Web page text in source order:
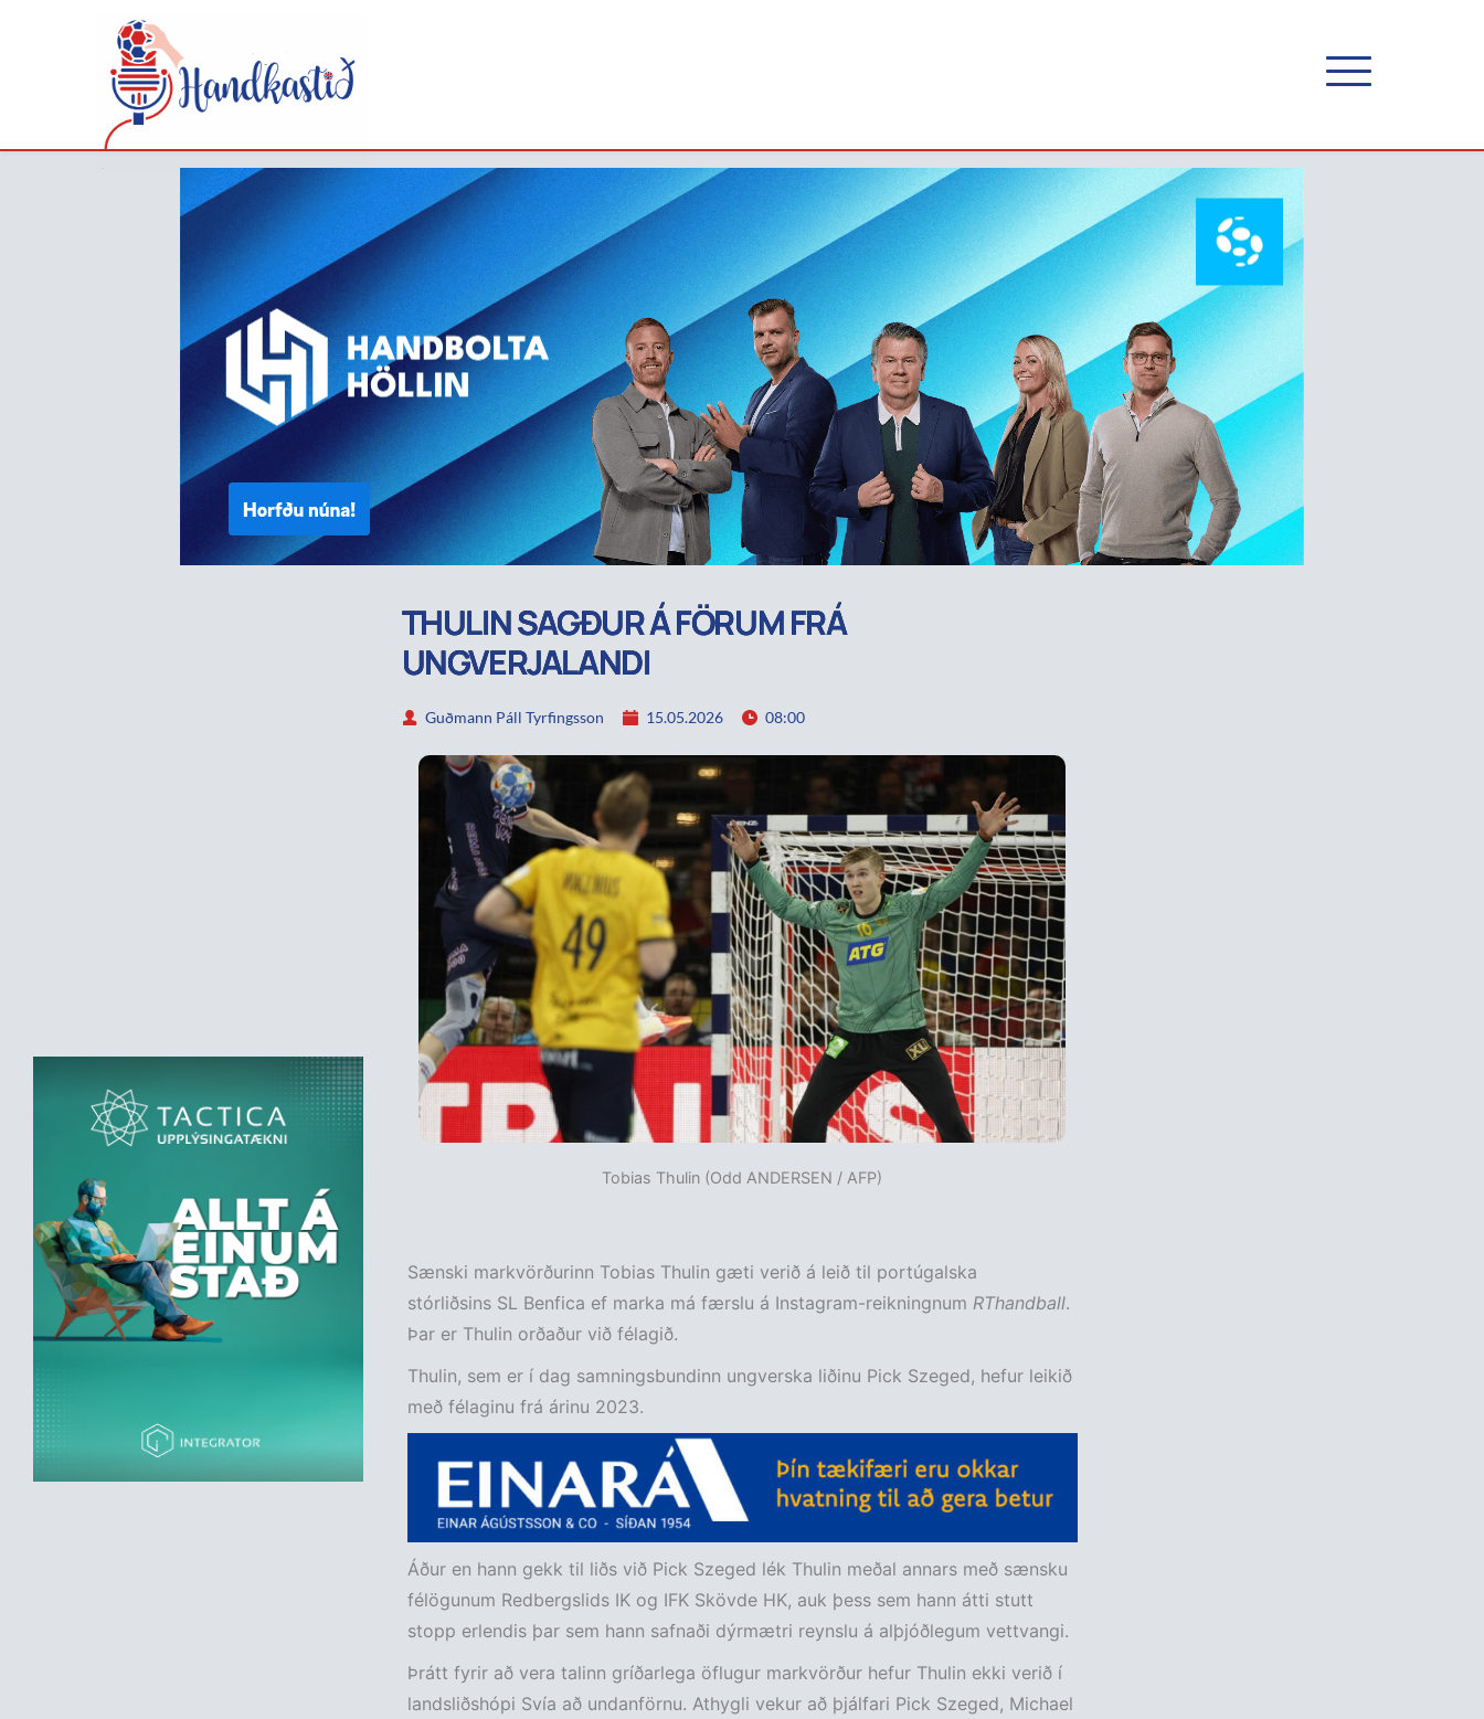
THULIN SAGÐUR Á FÖRUM FRÁ
UNGVERJALANDI
Guðmann Páll Tyrfingsson 15.05.2026 08:00
Tobias Thulin (Odd ANDERSEN / AFP)
Sænski markvörðurinn Tobias Thulin gæti verið á leið til portúgalska
stórliðsins SL Benfica ef marka má færslu á Instagram-reikningnum RThandball.
Þar er Thulin orðaður við félagið.
Thulin, sem er í dag samningsbundinn ungverska liðinu Pick Szeged, hefur leikið
með félaginu frá árinu 2023.
Áður en hann gekk til liðs við Pick Szeged lék Thulin meðal annars með sænsku
félögunum Redbergslids IK og IFK Skövde HK, auk þess sem hann átti stutt
stopp erlendis þar sem hann safnaði dýrmætri reynslu á alþjóðlegum vettvangi.
Þrátt fyrir að vera talinn gríðarlega öflugur markvörður hefur Thulin ekki verið í
landsliðshópi Svía að undanförnu. Athygli vekur að þjálfari Pick Szeged, Michael